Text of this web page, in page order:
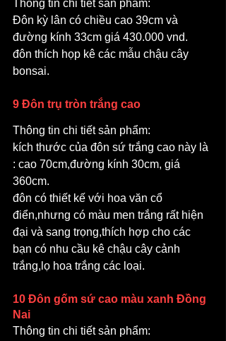
Thông tin chi tiết sản phẩm:
Đôn kỳ lân có chiều cao 39cm và
đường kính 33cm giá 430.000 vnd.
đôn thích họp kê các mẫu chậu cây
bonsai.
9 Đôn trụ tròn trắng cao
Thông tin chi tiết sản phẩm:
kích thước của đôn sứ trắng cao này là
: cao 70cm,đường kính 30cm, giá
360cm.
đôn có thiết kế với hoa văn cổ
điển,nhưng có màu men trắng rất hiện
đại và sang trọng,thích hợp cho các
bạn có nhu cầu kê chậu cây cảnh
trắng,lọ hoa trắng các loại.
10 Đôn gốm sứ cao màu xanh Đồng
Nai
Thông tin chi tiết sản phẩm: